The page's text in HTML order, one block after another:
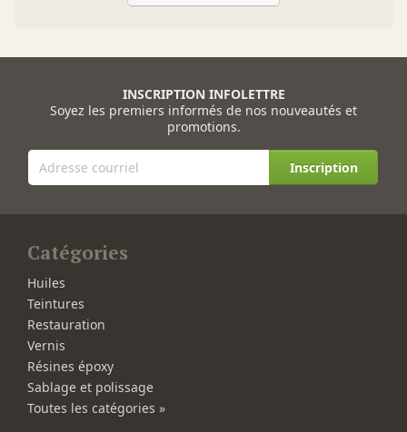
INSCRIPTION INFOLETTRE
Soyez les premiers informés de nos nouveautés et
promotions.
Inscription
Catégories
Huiles
Teintures
Restauration
Vernis
Résines époxy
Sablage et polissage
Toutes les catégories »